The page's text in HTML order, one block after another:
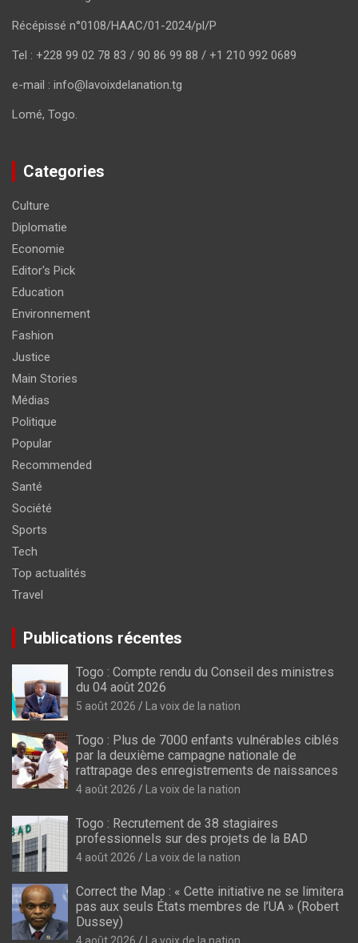
Récépissé n°0108/HAAC/01-2024/pl/P
Tel : +228 99 02 78 83 / 90 86 99 88 / +1 210 992 0689
e-mail : info@lavoixdelanation.tg
Lomé, Togo.
Categories
Culture
Diplomatie
Economie
Editor's Pick
Education
Environnement
Fashion
Justice
Main Stories
Médias
Politique
Popular
Recommended
Santé
Société
Sports
Tech
Top actualités
Travel
Publications récentes
Togo : Compte rendu du Conseil des ministres
du 04 août 2026
5 août 2026 La voix de la nation
Togo : Plus de 7000 enfants vulnérables ciblés
par la deuxième campagne nationale de
rattrapage des enregistrements de naissances
4 août 2026 La voix de la nation
Togo : Recrutement de 38 stagiaires
professionnels sur des projets de la BAD
4 août 2026 La voix de la nation
Correct the Map : « Cette initiative ne se limitera
pas aux seuls États membres de l’UA » (Robert
Dussey)